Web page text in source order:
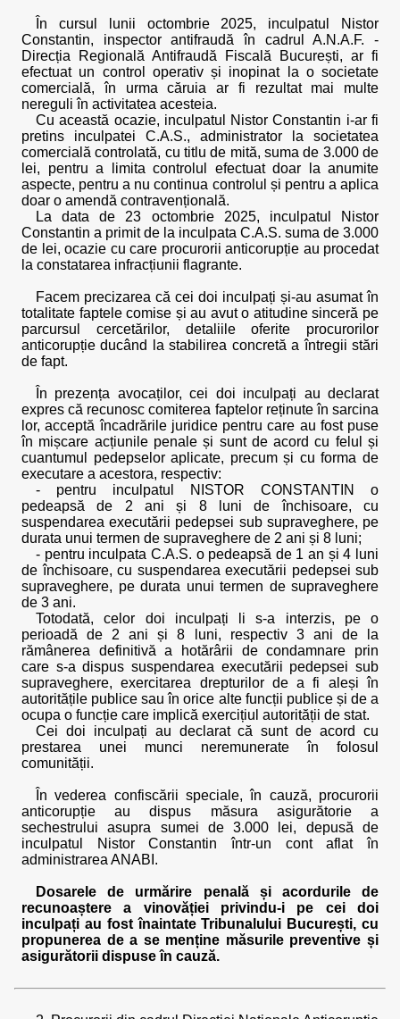
În cursul lunii octombrie 2025, inculpatul Nistor
Constantin, inspector antifraudă în cadrul A.N.A.F. -
Direcția Regională Antifraudă Fiscală București, ar fi
efectuat un control operativ și inopinat la o societate
comercială, în urma căruia ar fi rezultat mai multe
nereguli în activitatea acesteia.
Cu această ocazie, inculpatul Nistor Constantin i-ar fi
pretins inculpatei C.A.S., administrator la societatea
comercială controlată, cu titlu de mită, suma de 3.000 de
lei, pentru a limita controlul efectuat doar la anumite
aspecte, pentru a nu continua controlul și pentru a aplica
doar o amendă contravențională.
La data de 23 octombrie 2025, inculpatul Nistor
Constantin a primit de la inculpata C.A.S. suma de 3.000
de lei, ocazie cu care procurorii anticorupție au procedat
la constatarea infracțiunii flagrante.
Facem precizarea că cei doi inculpați și-au asumat în
totalitate faptele comise și au avut o atitudine sinceră pe
parcursul cercetărilor, detaliile oferite procurorilor
anticorupție ducând la stabilirea concretă a întregii stări
de fapt.
În prezența avocaților, cei doi inculpați au declarat
expres că recunosc comiterea faptelor reținute în sarcina
lor, acceptă încadrările juridice pentru care au fost puse
în mișcare acțiunile penale și sunt de acord cu felul și
cuantumul pedepselor aplicate, precum și cu forma de
executare a acestora, respectiv:
- pentru inculpatul NISTOR CONSTANTIN o
pedeapsă de 2 ani și 8 luni de închisoare, cu
suspendarea executării pedepsei sub supraveghere, pe
durata unui termen de supraveghere de 2 ani și 8 luni;
- pentru inculpata C.A.S. o pedeapsă de 1 an și 4 luni
de închisoare, cu suspendarea executării pedepsei sub
supraveghere, pe durata unui termen de supraveghere
de 3 ani.
Totodată, celor doi inculpați li s-a interzis, pe o
perioadă de 2 ani și 8 luni, respectiv 3 ani de la
rămânerea definitivă a hotărârii de condamnare prin
care s-a dispus suspendarea executării pedepsei sub
supraveghere, exercitarea drepturilor de a fi aleși în
autoritățile publice sau în orice alte funcții publice și de a
ocupa o funcție care implică exercițiul autorității de stat.
Cei doi inculpați au declarat că sunt de acord cu
prestarea unei munci neremunerate în folosul
comunității.
În vederea confiscării speciale, în cauză, procurorii
anticorupție au dispus măsura asigurătorie a
sechestrului asupra sumei de 3.000 lei, depusă de
inculpatul Nistor Constantin într-un cont aflat în
administrarea ANABI.
Dosarele de urmărire penală și acordurile de
recunoaștere a vinovăției privindu-i pe cei doi
inculpați au fost înaintate Tribunalului București, cu
propunerea de a se menține măsurile preventive și
asigurătorii dispuse în cauză.